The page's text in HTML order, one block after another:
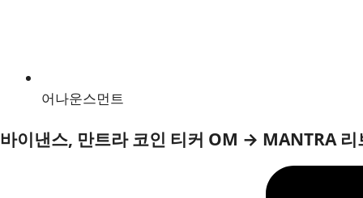
어나운스먼트
바이낸스, 만트라 코인 티커 OM → MANTRA 리